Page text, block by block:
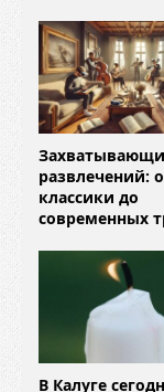
развлечений:
классики до
современных
В Калуге